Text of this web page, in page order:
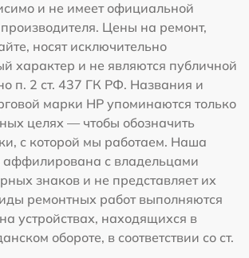
и не имеет официальной
Цены на ремонт,
носят исключительно
характер и не являются публичной
п. 2 ст. 437 ГК РФ. Названия и
марки HP упоминаются только
целях — чтобы обозначить
с которой мы работаем. Наша
аффилирована с владельцами
знаков и не представляет их
ремонтных работ выполняются
устройствах, находящихся в
обороте, в соответствии со ст.